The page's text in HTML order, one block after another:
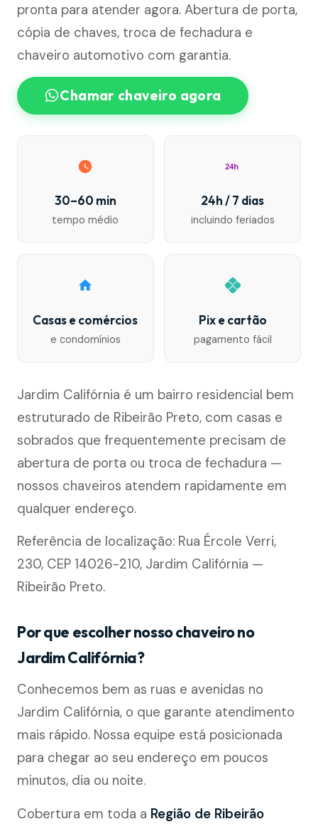
pronta para atender agora. Abertura de porta,
cópia de chaves, troca de fechadura e
chaveiro automotivo com garantia.
Chamar chaveiro agora
30–60 min
tempo médio
24h
24h / 7 dias
incluindo feriados
Casas e comércios
e condomínios
Pix e cartão
pagamento fácil
Jardim Califórnia é um bairro residencial bem
estruturado de Ribeirão Preto, com casas e
sobrados que frequentemente precisam de
abertura de porta ou troca de fechadura —
nossos chaveiros atendem rapidamente em
qualquer endereço.
Referência de localização: Rua Ércole Verri,
230, CEP 14026-210, Jardim Califórnia —
Ribeirão Preto.
Por que escolher nosso chaveiro no
Jardim Califórnia?
Conhecemos bem as ruas e avenidas no
Jardim Califórnia, o que garante atendimento
mais rápido. Nossa equipe está posicionada
para chegar ao seu endereço em poucos
minutos, dia ou noite.
Cobertura em toda a Região de Ribeirão